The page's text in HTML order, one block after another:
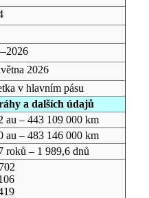
2026
v hlavním pásu
a dalších údajů
au – 443 109 000 km
au – 483 146 000 km
roků – 1 989,6 dnů